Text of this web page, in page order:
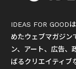
IDEAS FOR GOOD
めたウェブマガジン
ン、アート、広告、
ばるクリエイティブ